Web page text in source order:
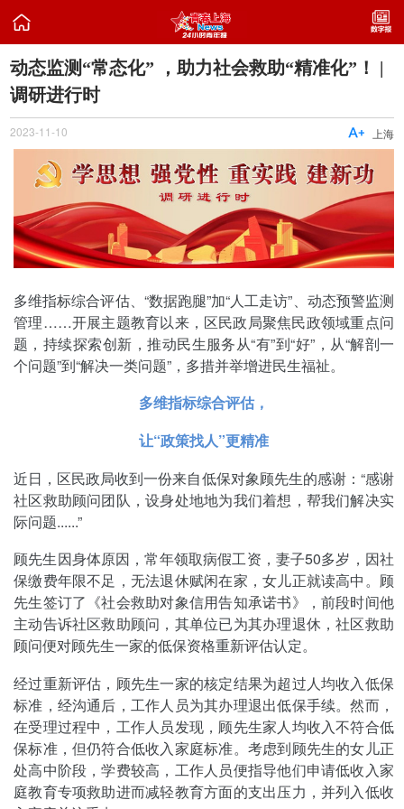

动态监测“常态化” ，助力社会救助“精准化”！ |
调研进行时
2023-11-10 上海

多维指标综合评估、“数据跑腿”加“人工走访”、动态预警监测
管理……开展主题教育以来，区民政局聚焦民政领域重点问
题，持续探索创新，推动民生服务从“有”到“好”，从“解剖一
个问题”到“解决一类问题”，多措并举增进民生福祉。
多维指标综合评估，
让“政策找人”更精准
近日，区民政局收到一份来自低保对象顾先生的感谢：“感谢
社区救助顾问团队，设身处地地为我们着想，帮我们解决实
际问题......”
顾先生因身体原因，常年领取病假工资，妻子50多岁，因社
保缴费年限不足，无法退休赋闲在家，女儿正就读高中。顾
先生签订了《社会救助对象信用告知承诺书》，前段时间他
主动告诉社区救助顾问，其单位已为其办理退休，社区救助
顾问便对顾先生一家的低保资格重新评估认定。
经过重新评估，顾先生一家的核定结果为超过人均收入低保
标准，经沟通后，工作人员为其办理退出低保手续。然而，
在受理过程中，工作人员发现，顾先生家人均收入不符合低
保标准，但仍符合低收入家庭标准。考虑到顾先生的女儿正
处高中阶段，学费较高，工作人员便指导他们申请低收入家
庭教育专项救助进而减轻教育方面的支出压力，并列入低收